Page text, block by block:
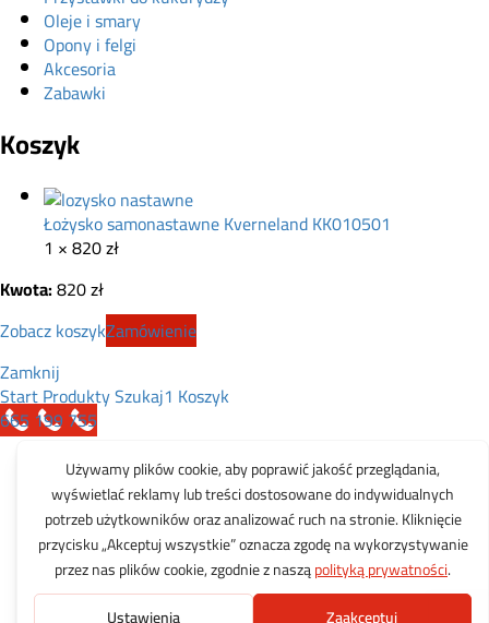
Oleje i smary
Opony i felgi
Akcesoria
Zabawki
Koszyk
Łożysko samonastawne Kverneland KK010501
1 ×820zł
Kwota:820zł
Zobacz koszykZamówienie
Zamknij
StartProduktySzukaj1 Koszyk
665 199 755